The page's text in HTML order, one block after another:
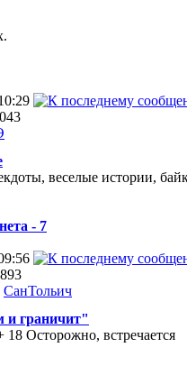
веселые истории,
- 7
СанТольич
и граничит"
Осторожно, встречается